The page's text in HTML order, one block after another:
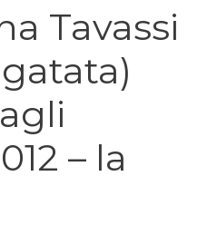
Tavassi
– la